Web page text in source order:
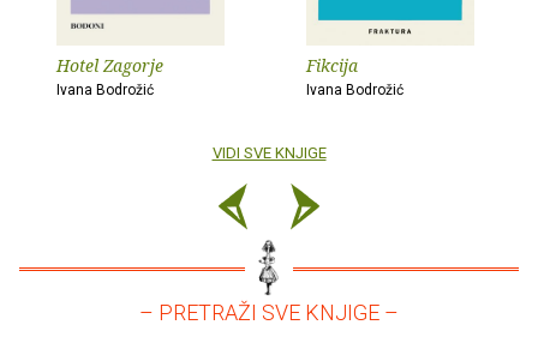
Hotel Zagorje
Ivana Bodrožić
Fikcija
Ivana Bodrožić
VIDI SVE KNJIGE
– PRETRAŽI SVE KNJIGE –